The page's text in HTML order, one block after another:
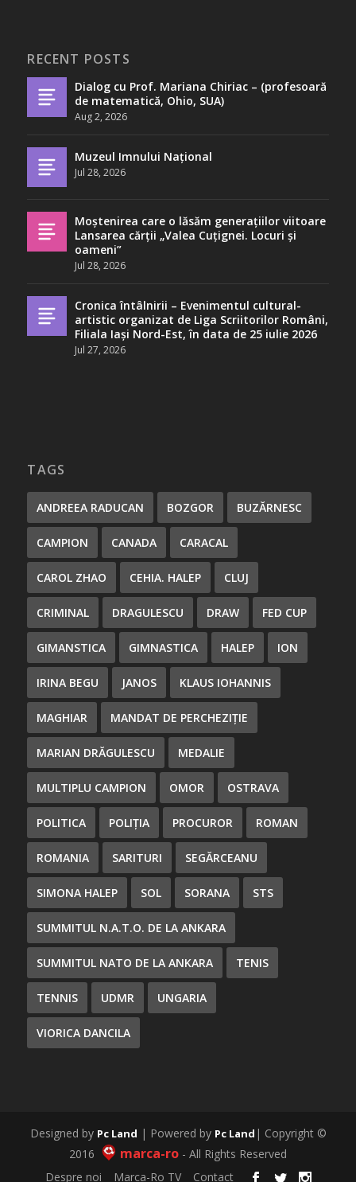
RECENT POSTS
Dialog cu Prof. Mariana Chiriac – (profesoară
de matematică, Ohio, SUA)
Aug 2, 2026
Muzeul Imnului Național
Jul 28, 2026
Moștenirea care o lăsăm generațiilor viitoare
Lansarea cărții „Valea Cuțignei. Locuri și
oameni”
Jul 28, 2026
Cronica întâlnirii – Evenimentul cultural-
artistic organizat de Liga Scriitorilor Români,
Filiala Iași Nord-Est, în data de 25 iulie 2026
Jul 27, 2026
TAGS
ANDREEA RADUCAN BOZGOR BUZĂRNESC
CAMPION CANADA CARACAL
CAROL ZHAO CEHIA. HALEP CLUJ
CRIMINAL DRAGULESCU DRAW FED CUP
GIMANSTICA GIMNASTICA HALEP ION
IRINA BEGU JANOS KLAUS IOHANNIS
MAGHIAR MANDAT DE PERCHEZIȚIE
MARIAN DRĂGULESCU MEDALIE
MULTIPLU CAMPION OMOR OSTRAVA
POLITICA POLIȚIA PROCUROR ROMAN
ROMANIA SARITURI SEGĂRCEANU
SIMONA HALEP SOL SORANA STS
SUMMITUL N.A.T.O. DE LA ANKARA
SUMMITUL NATO DE LA ANKARA TENIS
TENNIS UDMR UNGARIA
VIORICA DANCILA
Designed by Pc Land | Powered by Pc Land | Copyright ©
2016 marca-ro - All Rights Reserved
Despre noi
Marca-Ro TV Contact